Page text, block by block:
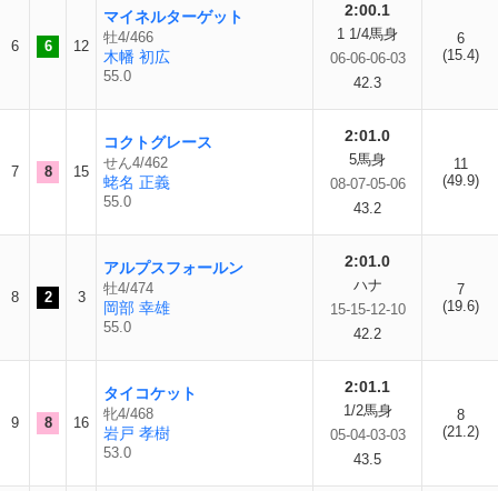
6 6 12
マイネルターゲット
牡4/466
木幡 初広
55.0
2:00.1
1 1/4馬身
06-06-06-03
42.3
6
(15.4)
7 8 15
コクトグレース
せん4/462
蛯名 正義
55.0
2:01.0
5馬身
08-07-05-06
43.2
11
(49.9)
8 2 3
アルプスフォールン
牡4/474
岡部 幸雄
55.0
2:01.0
ハナ
15-15-12-10
42.2
7
(19.6)
9 8 16
タイコケット
牝4/468
岩戸 孝樹
53.0
2:01.1
1/2馬身
05-04-03-03
43.5
8
(21.2)